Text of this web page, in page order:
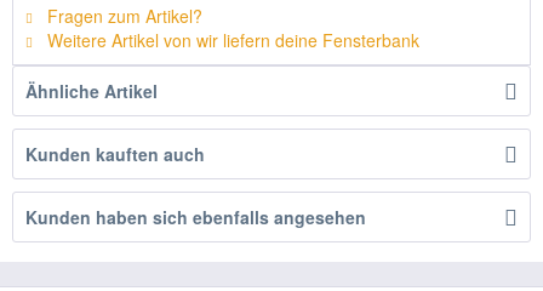
Fragen zum Artikel?
Weitere Artikel von wir liefern deine Fensterbank
Ähnliche Artikel
Kunden kauften auch
Kunden haben sich ebenfalls angesehen